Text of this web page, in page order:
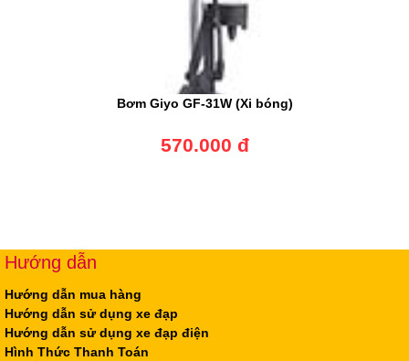
Bơm Giyo GF-31W (Xi bóng)
570.000 đ
Hướng dẫn
Hướng dẫn mua hàng
Hướng dẫn sử dụng xe đạp
Hướng dẫn sử dụng xe đạp điện
Hình Thức Thanh Toán